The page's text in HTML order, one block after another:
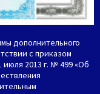
дополнительного
с приказом
2013 г. № 499 «Об